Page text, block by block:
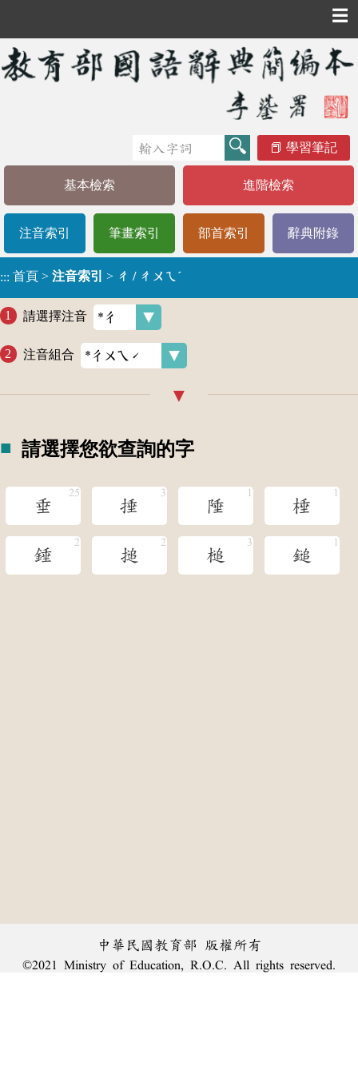
☰
學習筆記
基本檢索 進階檢索
注音索引 筆畫索引 部首索引 辭典附錄
::: 首頁 > 注音索引 > ㄔ / ㄔㄨㄟˊ
請選擇注音
注音組合
請選擇您欲查詢的字
垂 捶 陲 棰
錘 搥 槌 鎚
中華民國教育部 版權所有
©2021 Ministry of Education, R.O.C. All rights reserved.